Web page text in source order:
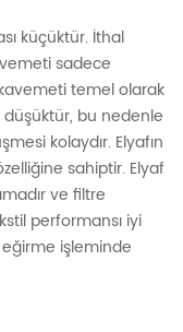
küçüktür. İthal
sadece
temel olarak
düşüktür, bu nedenle
kolaydır. Elyafın
sahiptir. Elyaf
ve filtre
performansı iyi
işleminde